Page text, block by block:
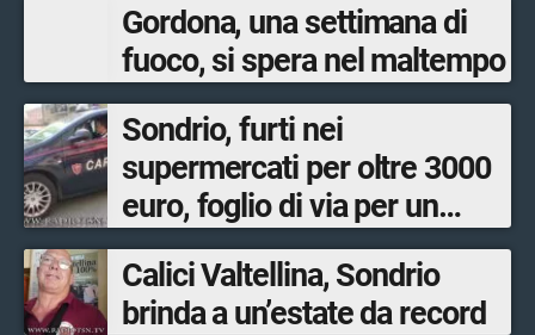
Gordona, una settimana di
fuoco, si spera nel maltempo
Sondrio, furti nei
supermercati per oltre 3000
euro, foglio di via per un
ventinovenne
Calici Valtellina, Sondrio
brinda a un’estate da record